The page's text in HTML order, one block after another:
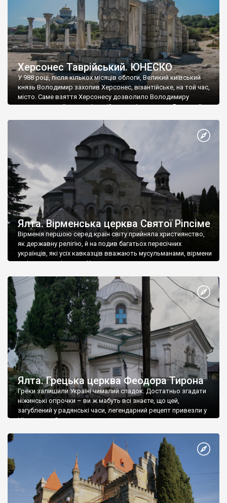
Херсонес Таврійський. ЮНЕСКО
У 988 році, після кількох місяців облоги, Великий київський
князь Володимир захопив Херсонес, візантійське, на той час,
місто. Саме взяття Херсонесу дозволило Володимиру
диктувати свої умови візантійському імператору Василю ІІ, та
Херсонесі Володимир-язичник, став Василем-християнином.
А потім було Хрещення Русі. На честь Херсонесу Таврійського
Ялта. Вірменська церква Святої Ріпсіме
Вірменія першою серед країн світу прийняла християнство,
як державну релігію, й на подив багатьох пересічних
українців, які усіх кавказців вважають мусульманами, вірмени
є відданими вірянами Христа
Ялта. Грецька церква Феодора Тирона
Греки залишили Україні чималий спадок. Достатньо згадати
ніжинські огірочки – ви ж мабуть всі знаєте, що цей,
загублений у радянські часи, легендарний рецепт привезли у
Ніжин греки?